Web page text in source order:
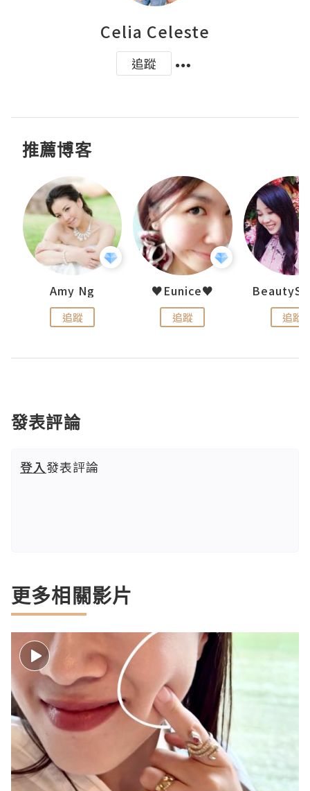
Celia Celeste
追蹤
推薦博客
Amy Ng
追蹤
♥Eunice♥
追蹤 追蹤
發表評論
登入發表評論
更多相關影片